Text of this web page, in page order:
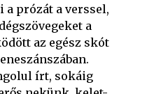
a prózát a verssel,
a
az egész skót
írt, sokáig